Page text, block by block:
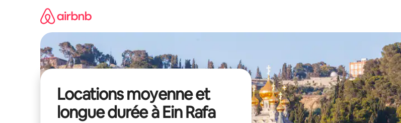
Locations moyenne et
longue durée à Ein Rafa